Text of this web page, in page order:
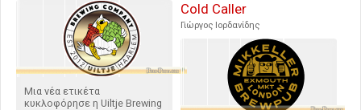
Μια νέα ετικέτα
κυκλοφόρησε η Uiltje Brewing
Cold Caller
Γιώργος Ιορδανίδης